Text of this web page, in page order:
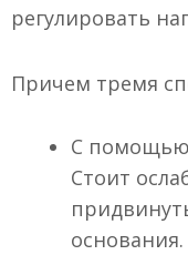
регулировать
Причем тремя
С помощью
Стоит
основания.